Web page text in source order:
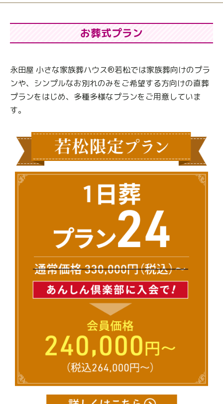
お葬式プラン
永田屋 小さな家族葬ハウス®若松では家族葬向けのプラ
ンや、シンプルなお別れのみをご希望する方向けの直葬
プランをはじめ、多種多様なプランをご用意していま
す。